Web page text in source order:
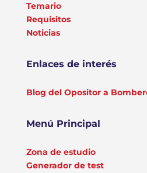
Temario
Requisitos
Noticias
Enlaces de interés
Blog del Opositor a
Menú Principal
Zona de estudio
Generador de test